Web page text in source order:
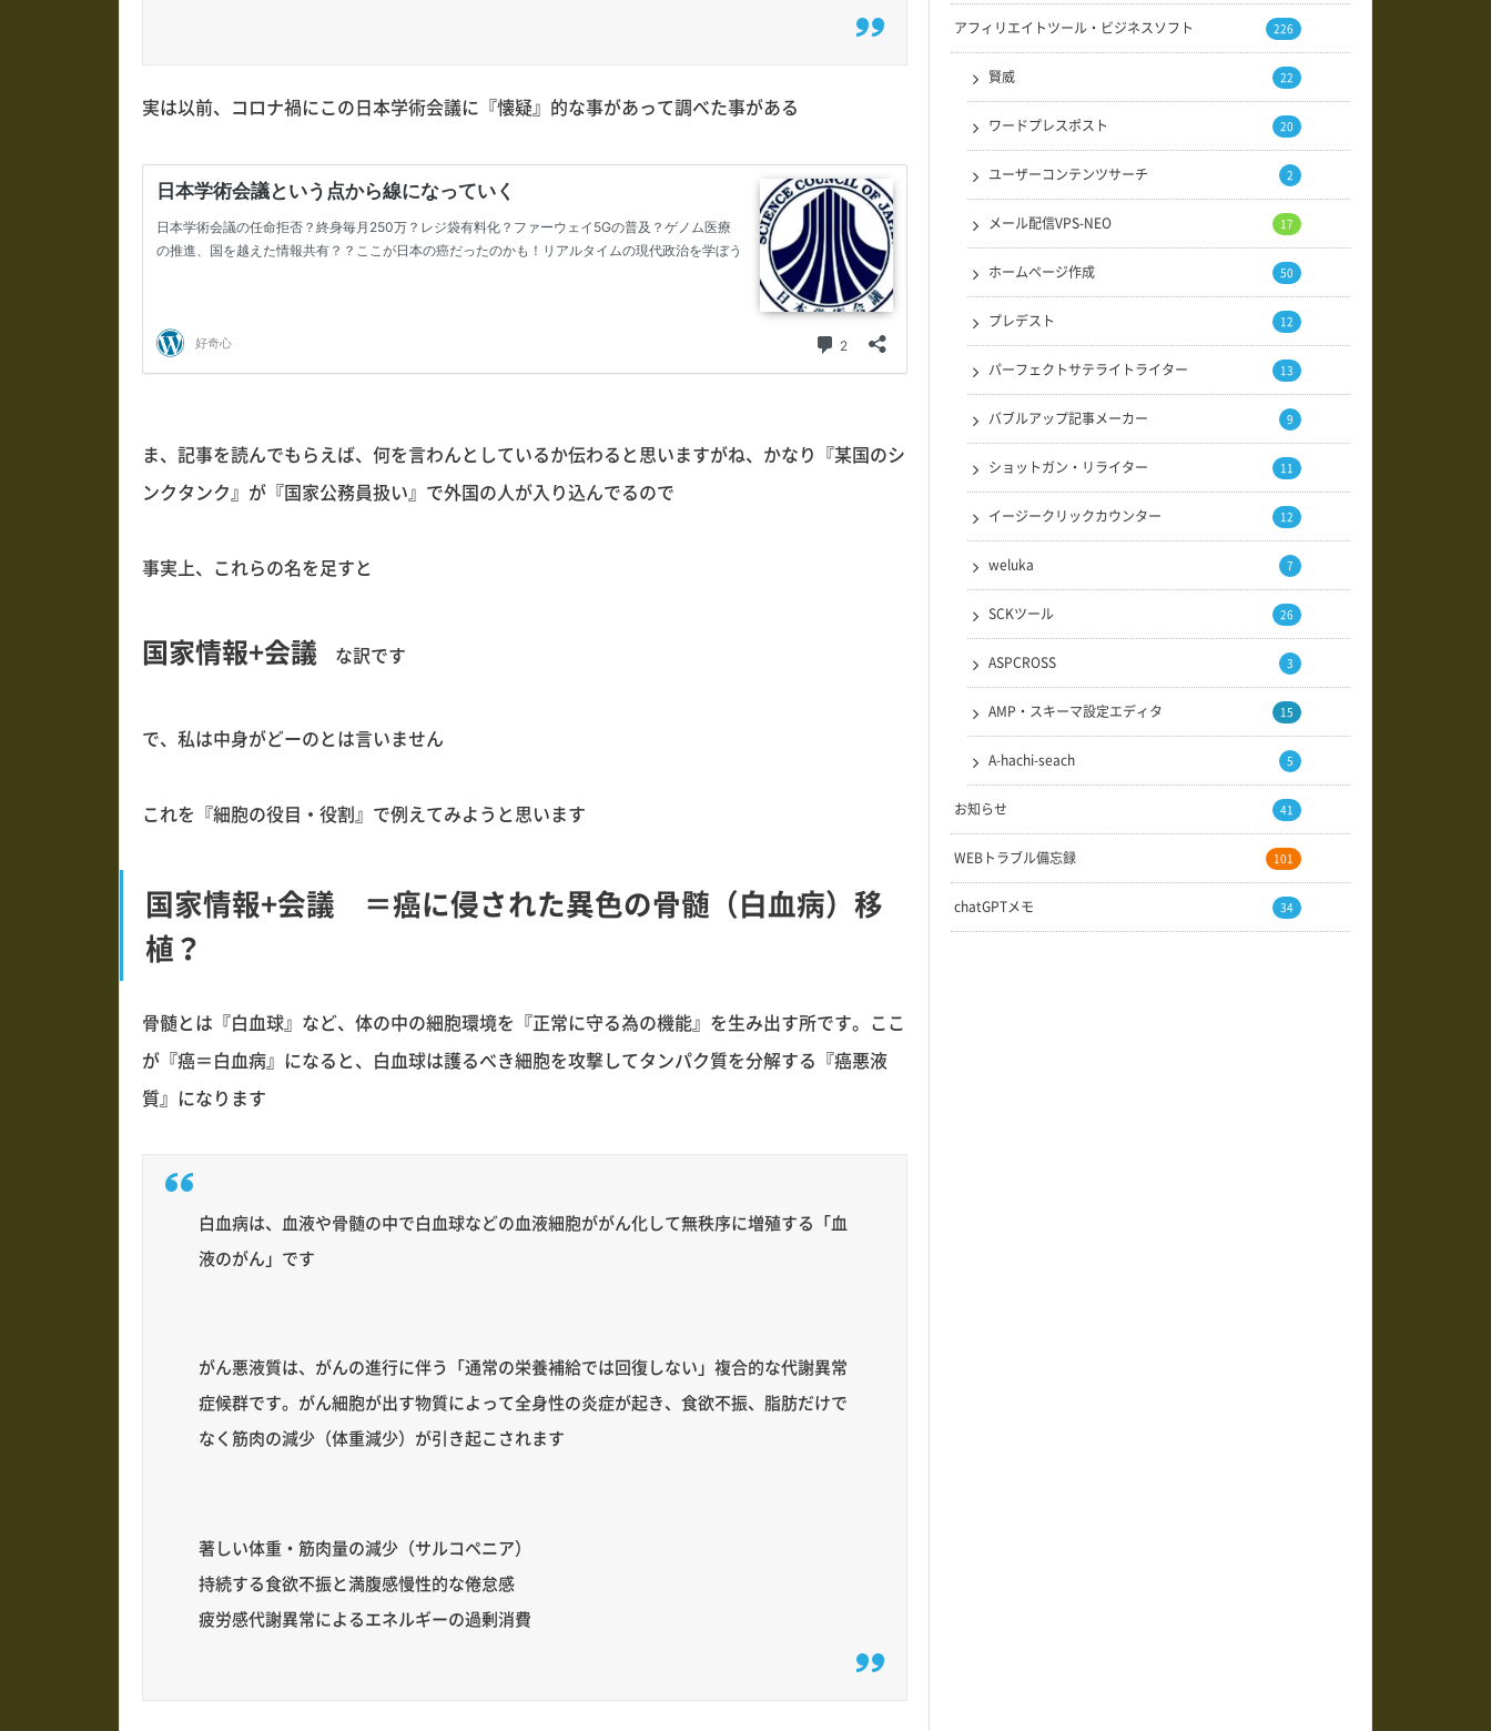
実は以前、コロナ禍にこの日本学術会議に『懐疑』的な事があって調べた事がある
ま、記事を読んでもらえば、何を言わんとしているか伝わると思いますがね、かなり『某国のシ
ンクタンク』が『国家公務員扱い』で外国の人が入り込んでるので
事実上、これらの名を足すと
国家情報+会議 な訳です
で、私は中身がどーのとは言いません
これを『細胞の役目・役割』で例えてみようと思います
国家情報+会議 ＝癌に侵された異色の骨髄（白血病）移
植？
骨髄とは『白血球』など、体の中の細胞環境を『正常に守る為の機能』を生み出す所です。ここ
が『癌＝白血病』になると、白血球は護るべき細胞を攻撃してタンパク質を分解する『癌悪液
質』になります
白血病は、血液や骨髄の中で白血球などの血液細胞ががん化して無秩序に増殖する「血
液のがん」です
がん悪液質は、がんの進行に伴う「通常の栄養補給では回復しない」複合的な代謝異常
症候群です。がん細胞が出す物質によって全身性の炎症が起き、食欲不振、脂肪だけで
なく筋肉の減少（体重減少）が引き起こされます
著しい体重・筋肉量の減少（サルコペニア）
持続する食欲不振と満腹感慢性的な倦怠感
疲労感代謝異常によるエネルギーの過剰消費
アフィリエイトツール・ビジネスソフト 226
賢威 22
ワードプレスポスト 20
ユーザーコンテンツサーチ 2
メール配信VPS-NEO 17
ホームページ作成 50
プレデスト 12
パーフェクトサテライトライター 13
バブルアップ記事メーカー 9
ショットガン・リライター 11
イージークリックカウンター 12
weluka 7
SCKツール 26
ASPCROSS 3
AMP・スキーマ設定エディタ 15
A-hachi-seach 5
お知らせ 41
WEBトラブル備忘録 101
chatGPTメモ 34